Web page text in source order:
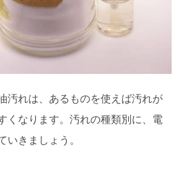
汚れは、あるものを使えば汚れが
くなります。汚れの種類別に、電
きましょう。